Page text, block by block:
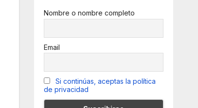
Nombre o nombre completo
Email
Si continúas, aceptas la política
de privacidad